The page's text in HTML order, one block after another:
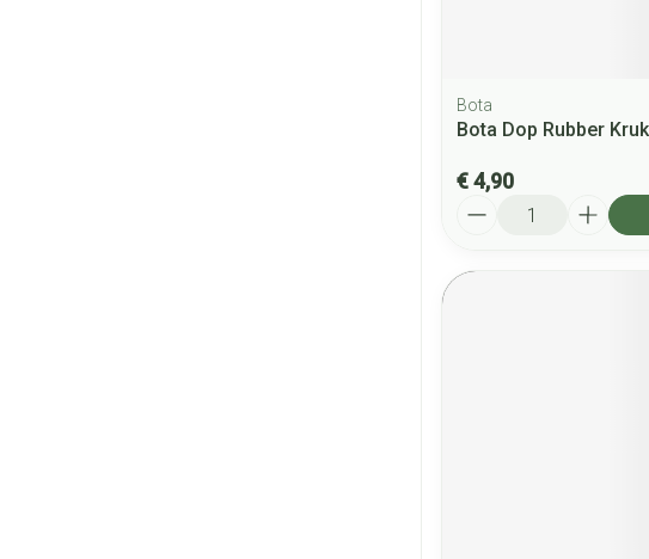
Bota
Bota Dop Rubber
€ 4,90